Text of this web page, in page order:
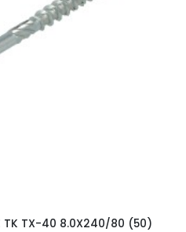
TK TX-40 8.0X240/80 (50)